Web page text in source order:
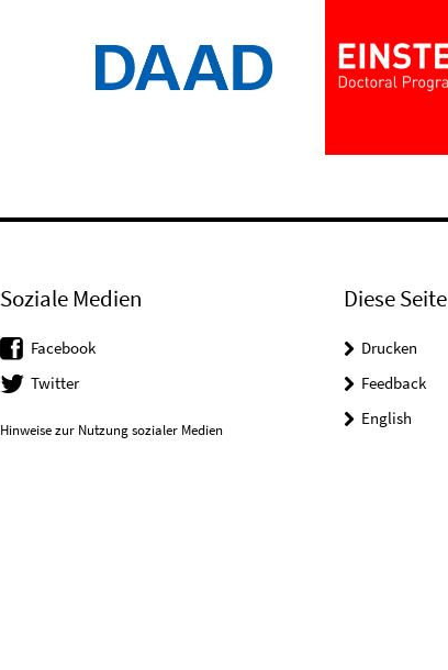
Soziale Medien
Facebook
Twitter
Hinweise zur Nutzung sozialer Medien
Diese Seite
Drucken
Feedback
English